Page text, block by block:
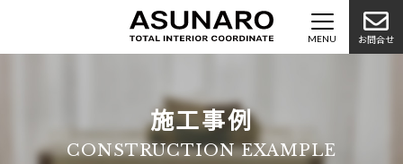
お問合せ
施工事例
CONSTRUCTION EXAMPLE